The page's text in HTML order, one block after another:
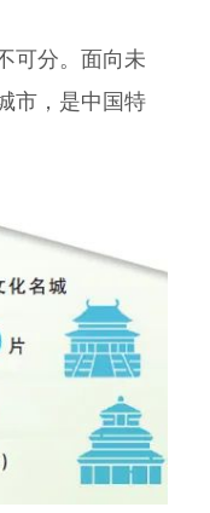
分。面向未
市，是中国特